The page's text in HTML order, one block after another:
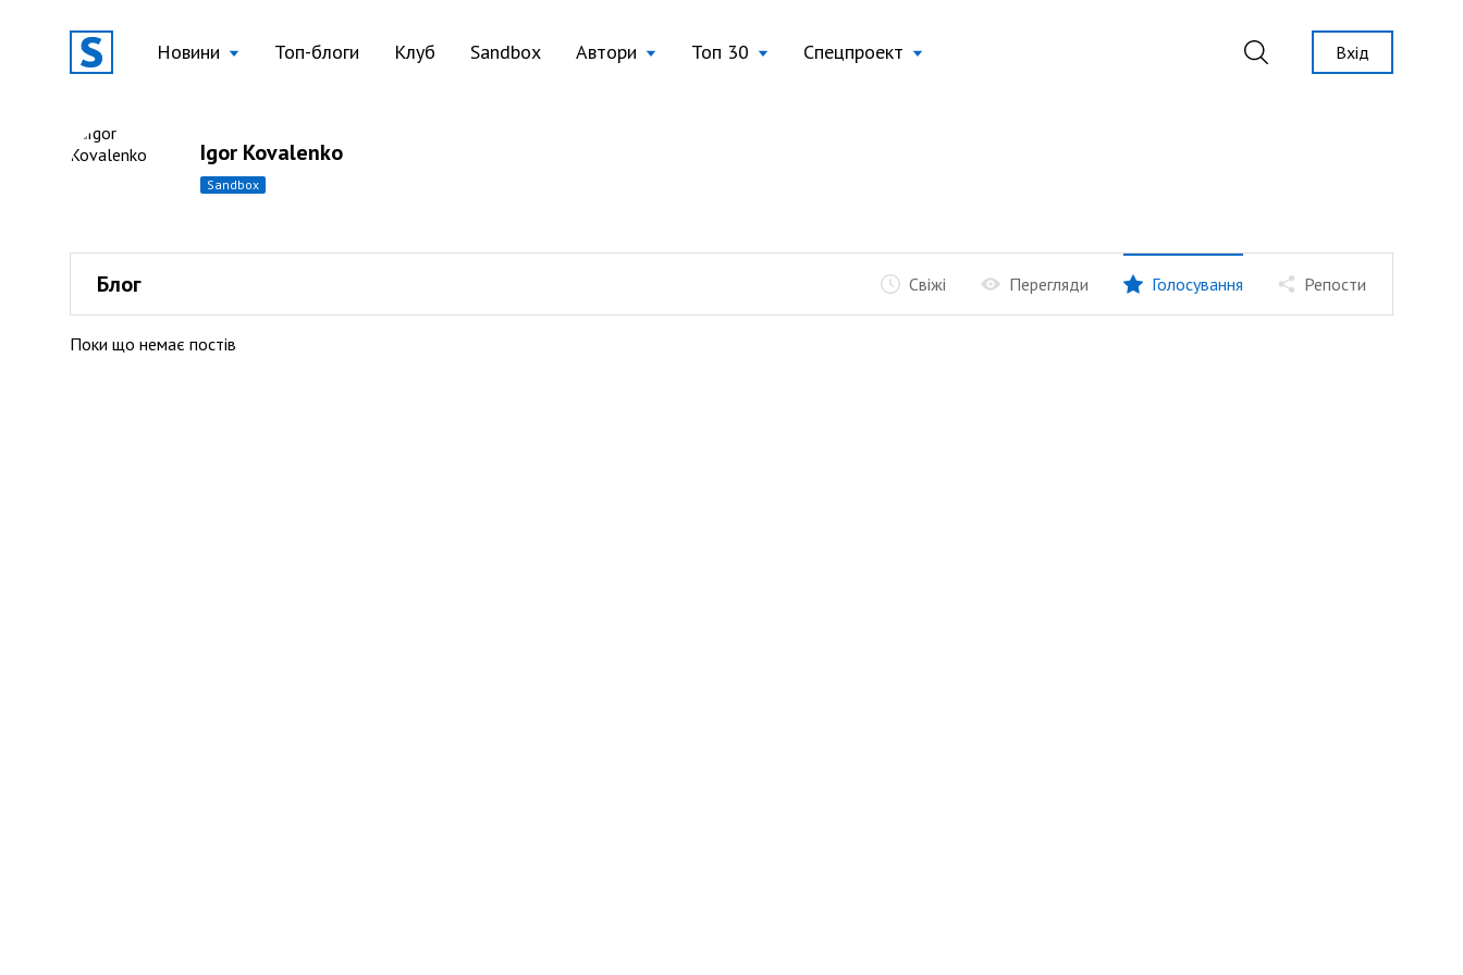
Новини Топ-блоги Клуб Sandbox Автори Топ 30 Спецпроект Вхід
Igor Kovalenko
sandbox
Блог Свіжі Перегляди Голосування Репости
Поки що немає постів